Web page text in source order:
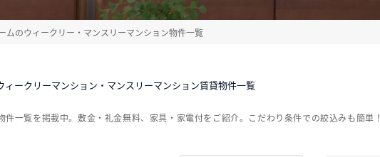
ムのウィークリー・マンスリーマンション物件一覧
ークリーマンション・マンスリーマンション賃貸物件一覧
一覧を掲載中。敷金・礼金無料、家具・家電付をご紹介。こだわり条件での絞込みも簡単！